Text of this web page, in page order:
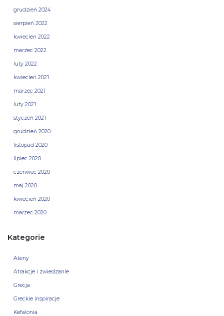
grudzień 2024
sierpień 2022
kwiecień 2022
marzec 2022
luty 2022
kwiecień 2021
marzec 2021
luty 2021
styczeń 2021
grudzień 2020
listopad 2020
lipiec 2020
czerwiec 2020
maj 2020
kwiecień 2020
marzec 2020
Kategorie
Ateny
Atrakcje i zwiedzanie
Grecja
Greckie inspiracje
Kefalonia